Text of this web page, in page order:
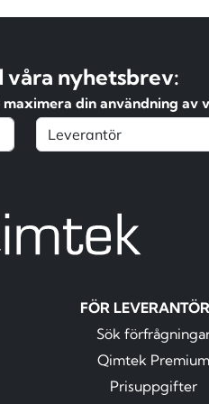
våra nyhetsbrev:
din användning av
FÖR
Sök
Qimtek Premium
Prisuppgifter